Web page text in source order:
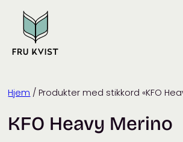
content
Hjem / Produkter med stikkord «KFO
KFO Heavy Merino